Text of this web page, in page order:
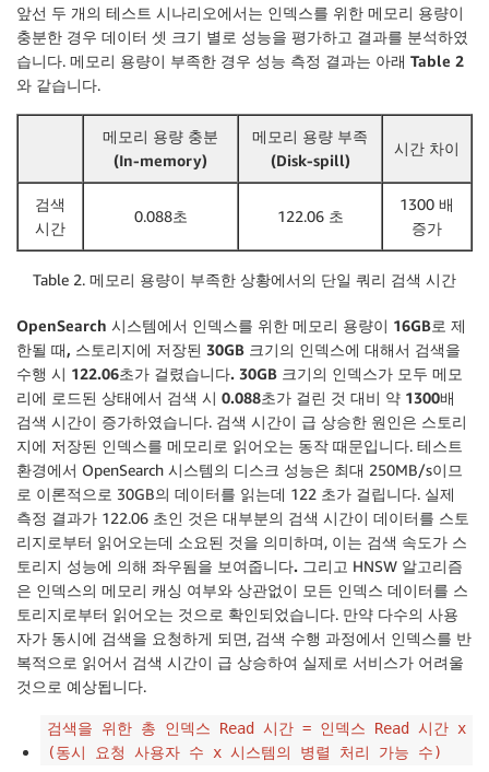
앞선 두 개의 테스트 시나리오에서는 인덱스를 위한 메모리 용량이
충분한 경우 데이터 셋 크기 별로 성능을 평가하고 결과를 분석하였
습니다. 메모리 용량이 부족한 경우 성능 측정 결과는 아래 Table 2
와 같습니다.
메모리 용량 충분
(In-memory)
메모리 용량 부족
(Disk-spill)
시간 차이
검색
시간
0.088초 122.06 초
1300 배
증가
Table 2. 메모리 용량이 부족한 상황에서의 단일 쿼리 검색 시간
OpenSearch 시스템에서 인덱스를 위한 메모리 용량이 16GB로 제
한될 때, 스토리지에 저장된 30GB 크기의 인덱스에 대해서 검색을
수행 시 122.06초가 걸렸습니다. 30GB 크기의 인덱스가 모두 메모
리에 로드된 상태에서 검색 시 0.088초가 걸린 것 대비 약 1300배
검색 시간이 증가하였습니다. 검색 시간이 급 상승한 원인은 스토리
지에 저장된 인덱스를 메모리로 읽어오는 동작 때문입니다. 테스트
환경에서 OpenSearch 시스템의 디스크 성능은 최대 250MB/s이므
로 이론적으로 30GB의 데이터를 읽는데 122 초가 걸립니다. 실제
측정 결과가 122.06 초인 것은 대부분의 검색 시간이 데이터를 스토
리지로부터 읽어오는데 소요된 것을 의미하며, 이는 검색 속도가 스
토리지 성능에 의해 좌우됨을 보여줍니다. 그리고 HNSW 알고리즘
은 인덱스의 메모리 캐싱 여부와 상관없이 모든 인덱스 데이터를 스
토리지로부터 읽어오는 것으로 확인되었습니다. 만약 다수의 사용
자가 동시에 검색을 요청하게 되면, 검색 수행 과정에서 인덱스를 반
복적으로 읽어서 검색 시간이 급 상승하여 실제로 서비스가 어려울
것으로 예상됩니다.
검색을 위한 총 인덱스 Read 시간 = 인덱스 Read 시간 x
(동시 요청 사용자 수 x 시스템의 병렬 처리 가능 수)